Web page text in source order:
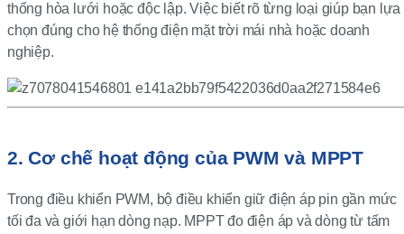
thống hòa lưới hoặc độc lập. Việc biết rõ từng loại giúp bạn lựa
chọn đúng cho hệ thống điện mặt trời mái nhà hoặc doanh
nghiệp.
2. Cơ chế hoạt động của PWM và MPPT
Trong điều khiển PWM, bộ điều khiển giữ điện áp pin gần mức
tối đa và giới hạn dòng nạp. MPPT đo điện áp và dòng từ tấm